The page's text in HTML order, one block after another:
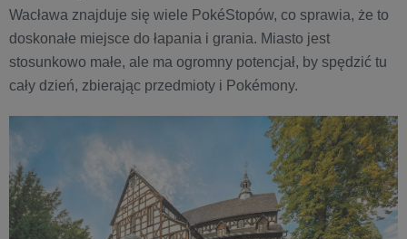
Wacława znajduje się wiele PokéStopów, co sprawia, że to
doskonałe miejsce do łapania i grania. Miasto jest
stosunkowo małe, ale ma ogromny potencjał, by spędzić tu
cały dzień, zbierając przedmioty i Pokémony.